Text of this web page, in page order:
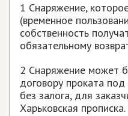
1 Снаряжение,
(временное
собственность
обязательному
2 Снаряжение может
договору проката
без залога, для
Харьковская прописка.